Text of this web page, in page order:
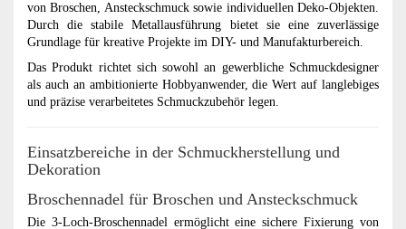
von Broschen, Ansteckschmuck sowie individuellen Deko-Objekten.
Durch die stabile Metallausführung bietet sie eine zuverlässige
Grundlage für kreative Projekte im DIY- und Manufakturbereich.
Das Produkt richtet sich sowohl an gewerbliche Schmuckdesigner
als auch an ambitionierte Hobbyanwender, die Wert auf langlebiges
und präzise verarbeitetes Schmuckzubehör legen.
Einsatzbereiche in der Schmuckherstellung und
Dekoration
Broschennadel für Broschen und Ansteckschmuck
Die 3-Loch-Broschennadel ermöglicht eine sichere Fixierung von